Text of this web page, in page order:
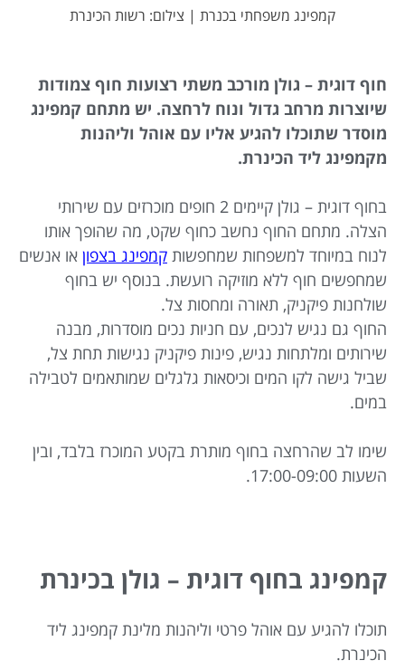
קמפינג משפחתי בכנרת | צילום: רשות הכינרת
חוף דוגית – גולן מורכב משתי רצועות חוף צמודות
שיוצרות מרחב גדול ונוח לרחצה. יש מתחם קמפינג
מוסדר שתוכלו להגיע אליו עם אוהל וליהנות
מקמפינג ליד הכינרת.
בחוף דוגית – גולן קיימים 2 חופים מוכרזים עם שירותי
הצלה. מתחם החוף נחשב כחוף שקט, מה שהופך אותו
לנוח במיוחד למשפחות שמחפשות קמפינג בצפון או אנשים
שמחפשים חוף ללא מוזיקה רועשת. בנוסף יש בחוף
שולחנות פיקניק, תאורה ומחסות צל.
החוף גם נגיש לנכים, עם חניות נכים מוסדרות, מבנה
שירותים ומלתחות נגיש, פינות פיקניק נגישות תחת צל,
שביל גישה לקו המים וכיסאות גלגלים שמותאמים לטבילה
במים.
שימו לב שהרחצה בחוף מותרת בקטע המוכרז בלבד, ובין
השעות 17:00-09:00.
קמפינג בחוף דוגית – גולן בכינרת
תוכלו להגיע עם אוהל פרטי וליהנות מלינת קמפינג ליד
הכינרת.